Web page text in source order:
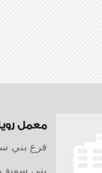
معمل
فرع بني
بنى سويف